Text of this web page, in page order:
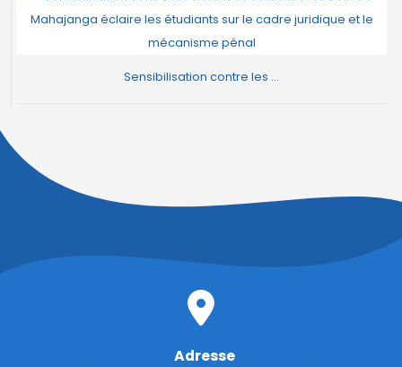
Sensibilisation contre les ...
Adresse